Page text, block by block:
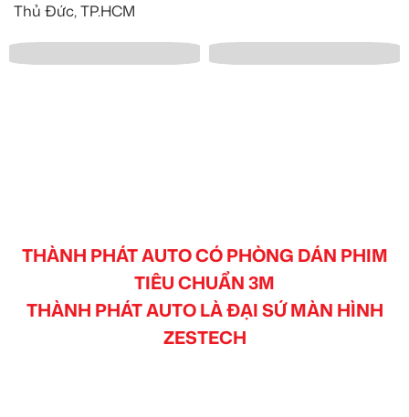
Thủ Đức, TP.HCM
THÀNH PHÁT AUTO CÓ PHÒNG DÁN PHIM
TIÊU CHUẨN 3M
THÀNH PHÁT AUTO LÀ ĐẠI SỨ MÀN HÌNH
ZESTECH